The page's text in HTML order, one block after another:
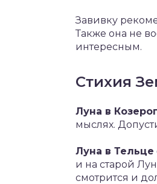
Завивку
Также она не
интересным.
Стихия
Луна в
мыслях.
Луна в Тельце
и на старой
смотрится и